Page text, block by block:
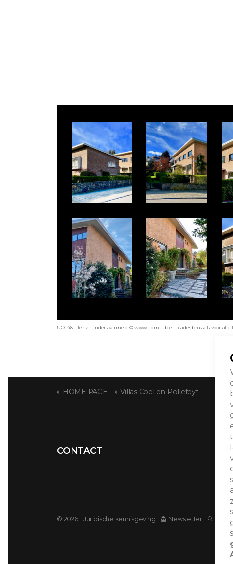
UCC48 - Tenzij anders vermeld © www.admirable-facades.brussels voor alle
HOME PAGE Villas Coël en Pollefeyt
CONTACT
© 2026 Juridische kennisgeving Newsletter